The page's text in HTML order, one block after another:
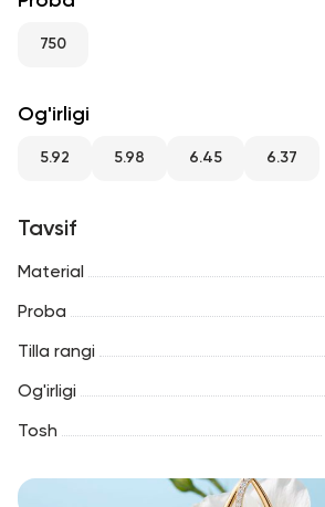
750
Og'irligi
5.92 5.98 6.45 6.37
Tavsif
Material
Proba
Tilla rangi
Og'irligi
Tosh